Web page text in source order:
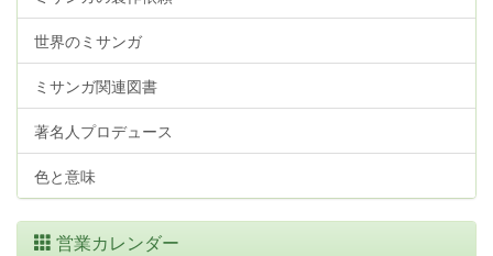
世界のミサンガ
ミサンガ関連図書
著名人プロデュース
色と意味
営業カレンダー